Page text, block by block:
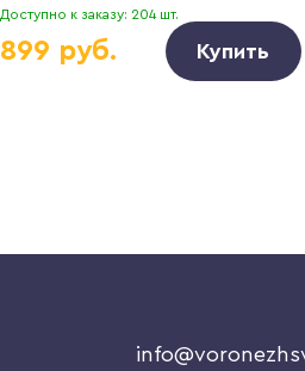
Доступно к заказу: 204 шт.
899 руб. Купить